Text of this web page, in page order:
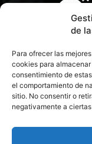
de
Para ofrecer las
cookies para
consentimiento de
el comportamiento de
sitio. No consentir o
negativamente a
CONTACTA CON